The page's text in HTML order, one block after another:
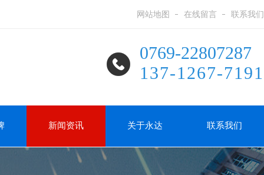
网站地图 在线留言 联系我们
0769-22807287
137-1267-7191
新闻资讯 关于永达 联系我们